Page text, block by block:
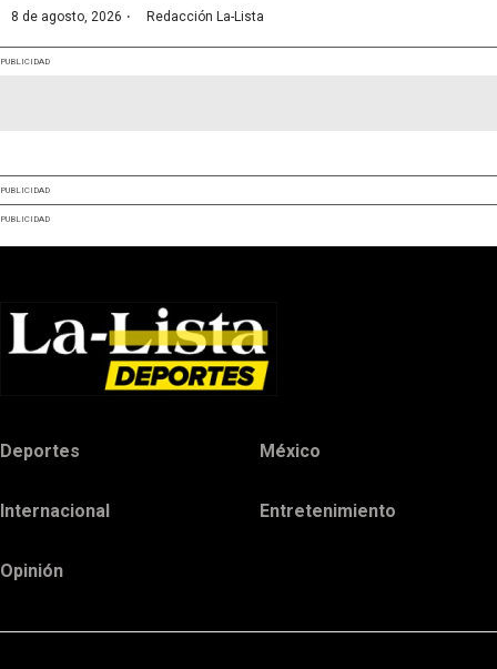
8 de agosto, 2026 · Redacción La-Lista
PUBLICIDAD
PUBLICIDAD
PUBLICIDAD
Deportes México
Internacional Entretenimiento
Opinión